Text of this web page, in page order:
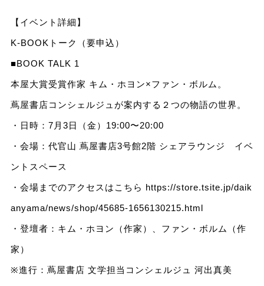
【イベント詳細】
K-BOOKトーク（要申込）
■BOOK TALK 1
本屋大賞受賞作家 キム・ホヨン×ファン・ボルム。
蔦屋書店コンシェルジュが案内する２つの物語の世界。
・日時：7月3日（金）19:00〜20:00
・会場：代官山 蔦屋書店3号館2階 シェアラウンジ イベ
ントスペース
・会場までのアクセスはこちら https://store.tsite.jp/daik
anyama/news/shop/45685-1656130215.html
・登壇者：キム・ホヨン（作家）、ファン・ボルム（作
家）
※進行：蔦屋書店 文学担当コンシェルジュ 河出真美